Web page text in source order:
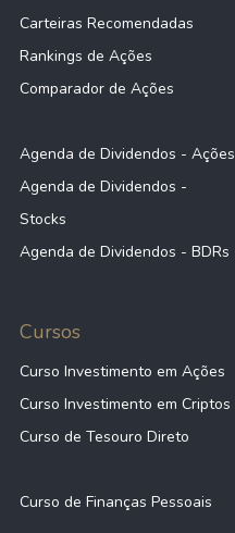
Carteiras Recomendadas
Rankings de Ações
Comparador de Ações
Agenda de Dividendos - Ações
Agenda de Dividendos -
Stocks
Agenda de Dividendos - BDRs
Cursos
Curso Investimento em Ações
Curso Investimento em Criptos
Curso de Tesouro Direto
Curso de Finanças Pessoais